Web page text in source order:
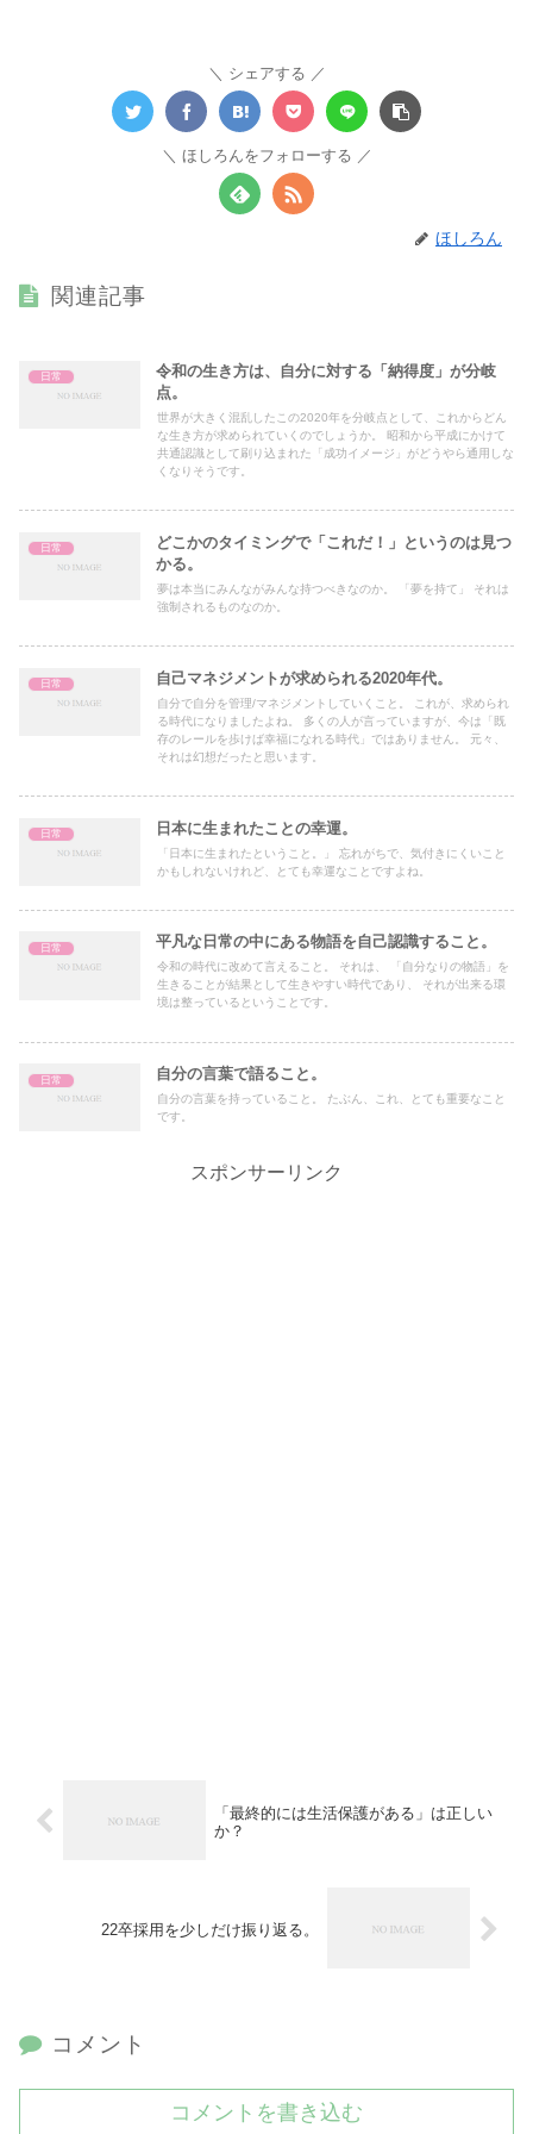
シェアする
ほしろんをフォローする
ほしろん
関連記事
日常
令和の生き方は、自分に対する「納得度」が分岐
点。
世界が大きく混乱したこの2020年を分岐点として、これからどん
な生き方が求められていくのでしょうか。 昭和から平成にかけて
共通認識として刷り込まれた「成功イメージ」がどうやら通用しな
くなりそうです。
日常
どこかのタイミングで「これだ！」というのは見つ
かる。
夢は本当にみんながみんな持つべきなのか。 「夢を持て」 それは
強制されるものなのか。
日常 自己マネジメントが求められる2020年代。
自分で自分を管理/マネジメントしていくこと。 これが、求められ
る時代になりましたよね。 多くの人が言っていますが、今は「既
存のレールを歩けば幸福になれる時代」ではありません。 元々、
それは幻想だったと思います。
日常 日本に生まれたことの幸運。
「日本に生まれたということ。」 忘れがちで、気付きにくいこと
かもしれないけれど、とても幸運なことですよね。
日常 平凡な日常の中にある物語を自己認識すること。
令和の時代に改めて言えること。 それは、 「自分なりの物語」を
生きることが結果として生きやすい時代であり、 それが出来る環
境は整っているということです。
日常 自分の言葉で語ること。
自分の言葉を持っていること。 たぶん、これ、とても重要なこと
です。
スポンサーリンク
「最終的には生活保護がある」は正しい
か？
22卒採用を少しだけ振り返る。
コメント
コメントを書き込む